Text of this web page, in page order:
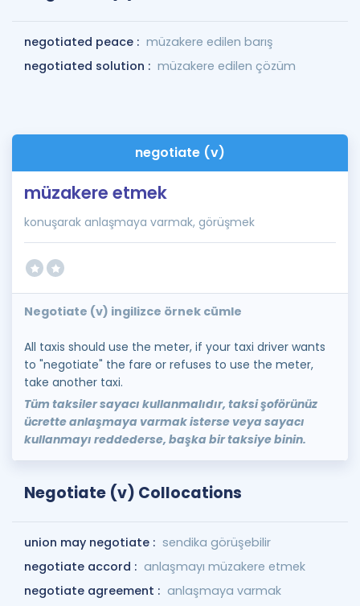
negotiated peace : müzakere edilen barış
negotiated solution : müzakere edilen çözüm
negotiate (v)
müzakere etmek
konuşarak anlaşmaya varmak, görüşmek
Negotiate (v) ingilizce örnek cümle
All taxis should use the meter, if your taxi driver wants
to "negotiate" the fare or refuses to use the meter,
take another taxi.
Tüm taksiler sayacı kullanmalıdır, taksi şoförünüz
ücrette anlaşmaya varmak isterse veya sayacı
kullanmayı reddederse, başka bir taksiye binin.
Negotiate (v) Collocations
union may negotiate : sendika görüşebilir
negotiate accord : anlaşmayı müzakere etmek
negotiate agreement : anlaşmaya varmak